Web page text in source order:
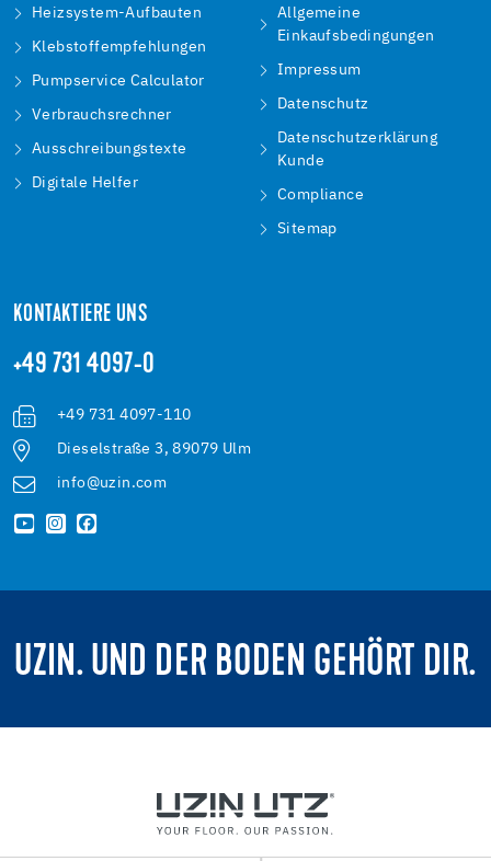
Heizsystem-Aufbauten
Klebstoffempfehlungen
Pumpservice Calculator
Verbrauchsrechner
Ausschreibungstexte
Digitale Helfer
Allgemeine
Einkaufsbedingungen
Impressum
Datenschutz
Datenschutzerklärung
Kunde
Compliance
Sitemap
KONTAKTIERE UNS
+49 731 4097-0
+49 731 4097-110
Dieselstraße 3, 89079 Ulm
info@uzin.com
UZIN. UND DER BODEN GEHÖRT DIR.